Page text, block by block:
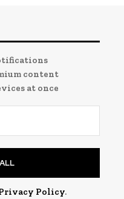
content
at once
Policy.